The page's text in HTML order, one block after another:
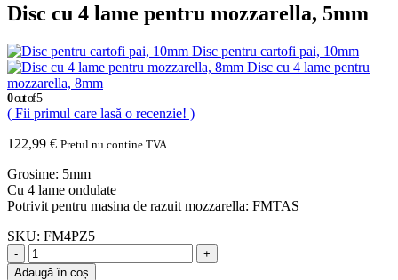
Disc cu 4 lame pentru mozzarella, 5mm
Disc pentru cartofi pai, 10mm
Disc cu 4 lame pentru
mozzarella, 8mm
0out of 5
( Fii primul care lasă o recenzie! )
122,99 € Pretul nu contine TVA
Grosime: 5mm
Cu 4 lame ondulate
Potrivit pentru masina de razuit mozzarella: FMTAS
SKU: FM4PZ5
-
+
Adaugă în coș